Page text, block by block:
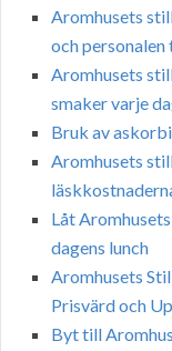
Aromhusets
och personalen
Aromhusets
smaker varje
Bruk av
Aromhusets
Låt
dagens lunch
Aromhusets
Prisvärd och
Byt till